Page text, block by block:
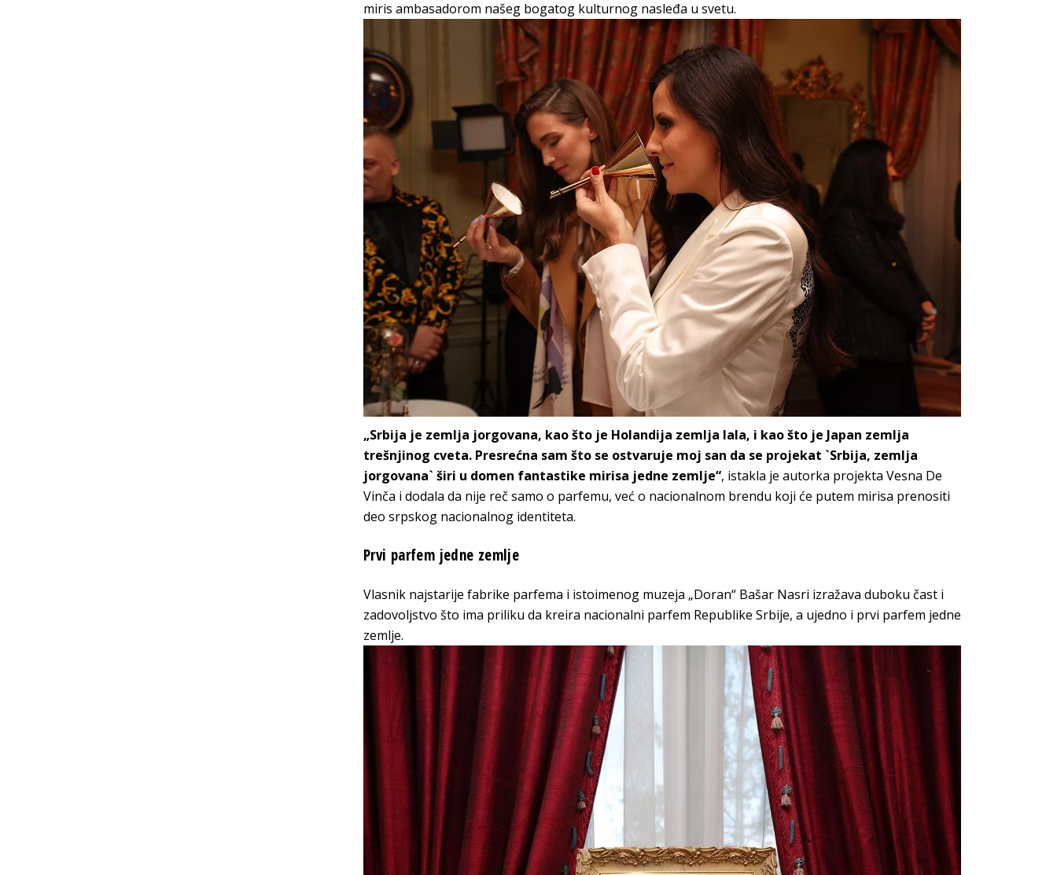
miris ambasadorom našeg bogatog kulturnog nasleđa u svetu.
„Srbija je zemlja jorgovana, kao što je Holandija zemlja lala, i kao što je Japan zemlja
trešnjinog cveta. Presrećna sam što se ostvaruje moj san da se projekat `Srbija, zemlja
jorgovana` širi u domen fantastike mirisa jedne zemlje“, istakla je autorka projekta Vesna De
Vinča i dodala da nije reč samo o parfemu, već o nacionalnom brendu koji će putem mirisa prenositi
deo srpskog nacionalnog identiteta.
Prvi parfem jedne zemlje
Vlasnik najstarije fabrike parfema i istoimenog muzeja „Doran“ Bašar Nasri izražava duboku čast i
zadovoljstvo što ima priliku da kreira nacionalni parfem Republike Srbije, a ujedno i prvi parfem jedne
zemlje.